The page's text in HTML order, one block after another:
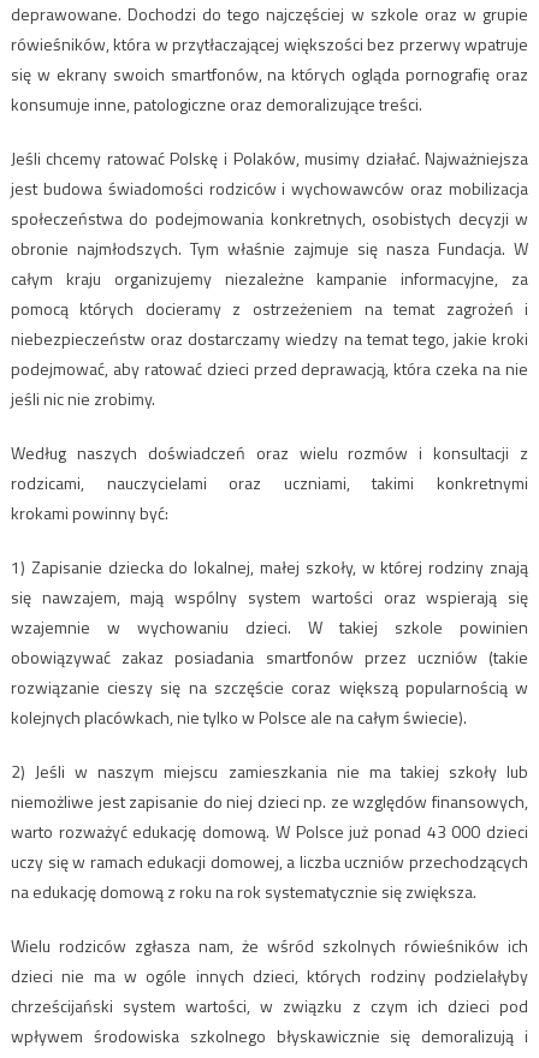
deprawowane. Dochodzi do tego najczęściej w szkole oraz w grupie
rówieśników, która w przytłaczającej większości bez przerwy wpatruje
się w ekrany swoich smartfonów, na których ogląda pornografię oraz
konsumuje inne, patologiczne oraz demoralizujące treści.
Jeśli chcemy ratować Polskę i Polaków, musimy działać. Najważniejsza
jest budowa świadomości rodziców i wychowawców oraz mobilizacja
społeczeństwa do podejmowania konkretnych, osobistych decyzji w
obronie najmłodszych. Tym właśnie zajmuje się nasza Fundacja. W
całym kraju organizujemy niezależne kampanie informacyjne, za
pomocą których docieramy z ostrzeżeniem na temat zagrożeń i
niebezpieczeństw oraz dostarczamy wiedzy na temat tego, jakie kroki
podejmować, aby ratować dzieci przed deprawacją, która czeka na nie
jeśli nic nie zrobimy.
Według naszych doświadczeń oraz wielu rozmów i konsultacji z
rodzicami, nauczycielami oraz uczniami, takimi konkretnymi
krokami powinny być:
1) Zapisanie dziecka do lokalnej, małej szkoły, w której rodziny znają
się nawzajem, mają wspólny system wartości oraz wspierają się
wzajemnie w wychowaniu dzieci. W takiej szkole powinien
obowiązywać zakaz posiadania smartfonów przez uczniów (takie
rozwiązanie cieszy się na szczęście coraz większą popularnością w
kolejnych placówkach, nie tylko w Polsce ale na całym świecie).
2) Jeśli w naszym miejscu zamieszkania nie ma takiej szkoły lub
niemożliwe jest zapisanie do niej dzieci np. ze względów finansowych,
warto rozważyć edukację domową. W Polsce już ponad 43 000 dzieci
uczy się w ramach edukacji domowej, a liczba uczniów przechodzących
na edukację domową z roku na rok systematycznie się zwiększa.
Wielu rodziców zgłasza nam, że wśród szkolnych rówieśników ich
dzieci nie ma w ogóle innych dzieci, których rodziny podzielałyby
chrześcijański system wartości, w związku z czym ich dzieci pod
wpływem środowiska szkolnego błyskawicznie się demoralizują i